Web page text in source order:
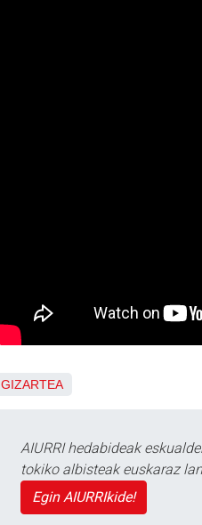
GIZARTEA
AIURRI hedabideak
tokiko albisteak euskaraz
Egin AIURRIkide!